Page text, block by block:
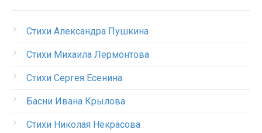
Стихи Александра Пушкина
Стихи Михаила Лермонтова
Стихи Сергея Есенина
Басни Ивана Крылова
Стихи Николая Некрасова